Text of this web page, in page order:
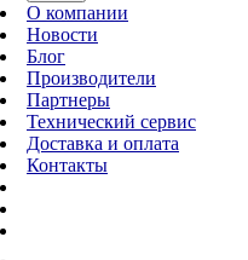
О компании
Новости
Блог
Производители
Партнеры
Технический сервис
Доставка и оплата
Контакты